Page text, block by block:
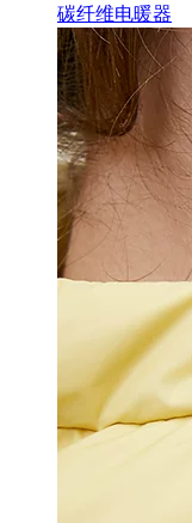
碳纤维电暖器